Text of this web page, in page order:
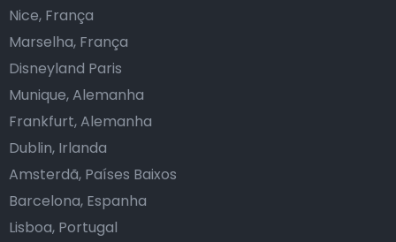
Nice, França
Marselha, França
Disneyland Paris
Munique, Alemanha
Frankfurt, Alemanha
Dublin, Irlanda
Amsterdã, Países Baixos
Barcelona, Espanha
Lisboa, Portugal